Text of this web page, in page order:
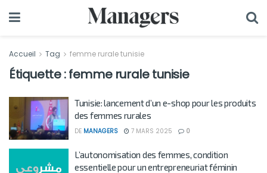
Accueil Tag femme rurale tunisie
Étiquette :femme rurale tunisie
Tunisie: lancement d’un e-shop pour les produits
des femmes rurales
DE MANAGERS 7 MARS 2025 0
L’autonomisation des femmes, condition
essentielle pour un entrepreneuriat féminin